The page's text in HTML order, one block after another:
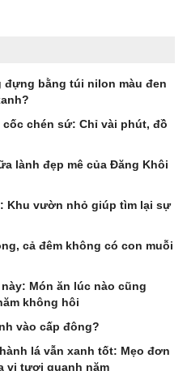
bằng túi nilon màu đen
chén sứ: Chỉ vài phút, đồ
lành đẹp mê của Đăng Khôi
Khu vườn nhỏ giúp tìm lại sự
cả đêm không có con muỗi
Món ăn lúc nào cũng
không hôi
vào cấp đông?
lá vẫn xanh tốt: Mẹo đơn
vị tươi quanh năm